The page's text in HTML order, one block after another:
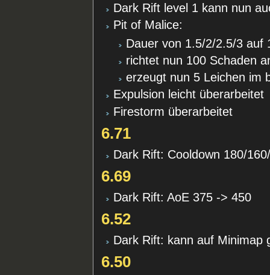
Dark Rift level 1 kann nun
Pit of Malice:
Dauer von 1.5/2/2.5/3 auf
richtet nun 100 Schaden
erzeugt nun 5 Leichen im
Expulsion leicht überarbeitet
Firestorm überarbeitet
6.71
Dark Rift: Cooldown 180/
6.69
Dark Rift: AoE 375 -> 450
6.52
Dark Rift: kann auf Minimap
6.50